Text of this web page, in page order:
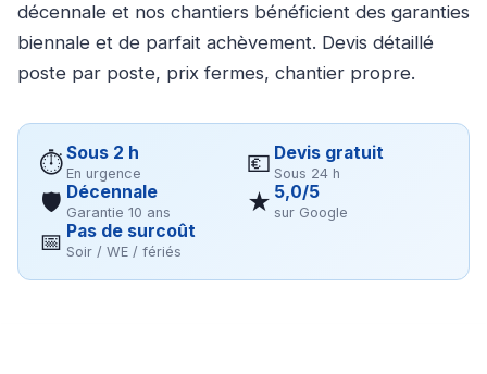
décennale et nos chantiers bénéficient des garanties
biennale et de parfait achèvement. Devis détaillé
poste par poste, prix fermes, chantier propre.
⏱Sous 2 h
En urgence 💶 Devis gratuit
Sous 24 h
🛡 Décennale
Garantie 10 ans ★ 5,0/5
sur Google
📅 Pas de surcoût
Soir / WE / fériés